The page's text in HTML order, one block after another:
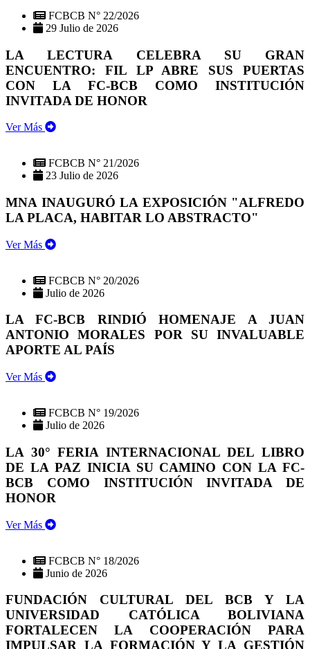
FCBCB N° 22/2026
29 Julio de 2026
LA LECTURA CELEBRA SU GRAN
ENCUENTRO: FIL LP ABRE SUS PUERTAS
CON LA FC-BCB COMO INSTITUCIÓN
INVITADA DE HONOR
Ver Más
FCBCB N° 21/2026
23 Julio de 2026
MNA INAUGURÓ LA EXPOSICIÓN "ALFREDO
LA PLACA, HABITAR LO ABSTRACTO"
Ver Más
FCBCB N° 20/2026
Julio de 2026
LA FC-BCB RINDIÓ HOMENAJE A JUAN
ANTONIO MORALES POR SU INVALUABLE
APORTE AL PAÍS
Ver Más
FCBCB N° 19/2026
Julio de 2026
LA 30° FERIA INTERNACIONAL DEL LIBRO
DE LA PAZ INICIA SU CAMINO CON LA FC-
BCB COMO INSTITUCIÓN INVITADA DE
HONOR
Ver Más
FCBCB N° 18/2026
Junio de 2026
FUNDACIÓN CULTURAL DEL BCB Y LA
UNIVERSIDAD CATÓLICA BOLIVIANA
FORTALECEN LA COOPERACIÓN PARA
IMPULSAR LA FORMACIÓN Y LA GESTIÓN